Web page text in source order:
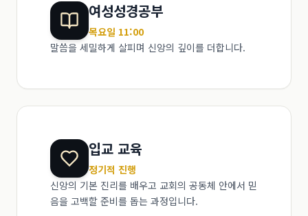
여성성경공부
목요일 11:00
말씀을 세밀하게 살피며 신앙의 깊이를 더합니다.
입교 교육
정기적 진행
신앙의 기본 진리를 배우고 교회의 공동체 안에서 믿
음을 고백할 준비를 돕는 과정입니다.